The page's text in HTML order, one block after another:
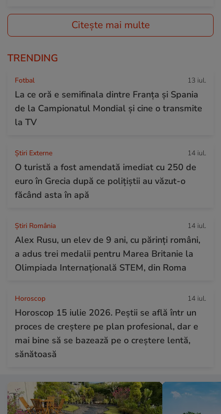
Citește mai multe
TRENDING
Fotbal 13 iul.
La ce oră e semifinala dintre Franța și Spania
de la Campionatul Mondial și cine o transmite
la TV
Știri Externe 14 iul.
O turistă a fost amendată imediat cu 250 de
euro în Grecia după ce polițiștii au văzut-o
făcând asta în apă
Știri România 14 iul.
Alex Rusu, un elev de 9 ani, cu părinți români,
a adus trei medalii pentru Marea Britanie la
Olimpiada Internațională STEM, din Roma
Horoscop 14 iul.
Horoscop 15 iulie 2026. Peștii se află într un
proces de creștere pe plan profesional, dar e
mai bine să se bazează pe o creștere lentă,
sănătoasă